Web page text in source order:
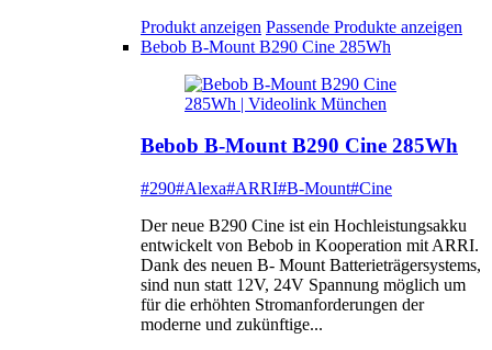
Produkt anzeigen Passende Produkte anzeigen
Bebob B-Mount B290 Cine 285Wh
Bebob B-Mount B290 Cine 285Wh
#290#Alexa#ARRI#B-Mount#Cine
Der neue B290 Cine ist ein Hochleistungsakku
entwickelt von Bebob in Kooperation mit ARRI.
Dank des neuen B- Mount Batterieträgersystems,
sind nun statt 12V, 24V Spannung möglich um
für die erhöhten Stromanforderungen der
moderne und zukünftige...